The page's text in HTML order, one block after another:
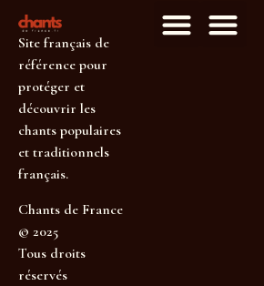
Site français de
référence pour
protéger et
découvrir les
chants populaires
et traditionnels
français.
Chants de France
© 2025
Tous droits
réservés